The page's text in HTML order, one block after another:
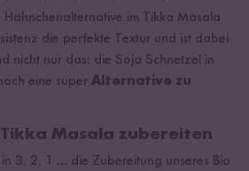
im Tikka Masala
die perfekte Textur und ist dabei
nicht nur das: die Soja Schnetzel in
eine super Alternative zu
Tikka Masala zubereiten
3, 2, 1 ... die Zubereitung unseres Bio